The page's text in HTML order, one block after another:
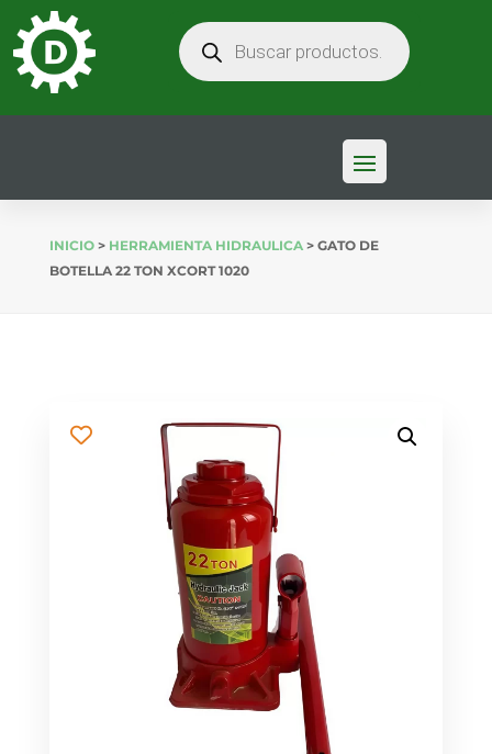
BÚSQUEDA
DE
PRODUCTOS
INICIO> HERRAMIENTA HIDRAULICA> GATO DE
BOTELLA 22 TON XCORT 1020